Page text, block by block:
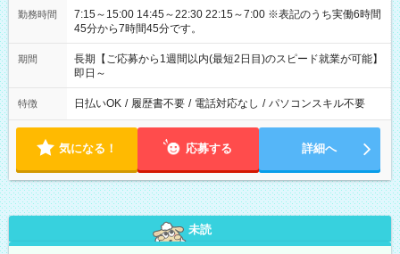
勤務時間
7:15～15:00 14:45～22:30 22:15～7:00 ※表記のうち実働6時間
45分から7時間45分です。
期間
長期【ご応募から1週間以内(最短2日目)のスピード就業が可能】
即日～
特徴 日払いOK / 履歴書不要 / 電話対応なし / パソコンスキル不要
気になる！ 応募する 詳細へ
未読